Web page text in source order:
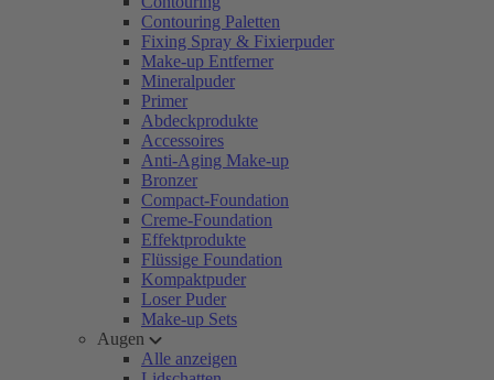
Contouring Paletten
Fixing Spray & Fixierpuder
Make-up Entferner
Mineralpuder
Primer
Abdeckprodukte
Accessoires
Anti-Aging Make-up
Bronzer
Compact-Foundation
Creme-Foundation
Effektprodukte
Flüssige Foundation
Kompaktpuder
Loser Puder
Make-up Sets
Augen
Alle anzeigen